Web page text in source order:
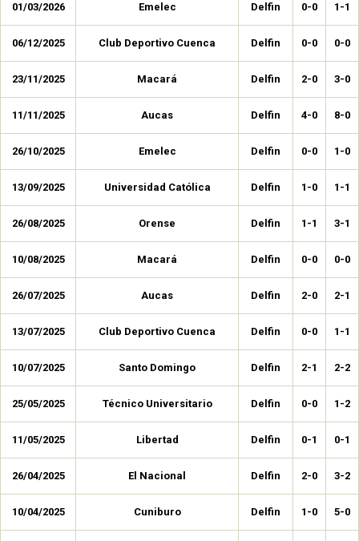
01/03/2026 Emelec Delfin 0-0 1-1
06/12/2025 Club Deportivo Cuenca Delfin 0-0 0-0
23/11/2025 Macará Delfin 2-0 3-0
11/11/2025 Aucas Delfin 4-0 8-0
26/10/2025 Emelec Delfin 0-0 1-0
13/09/2025 Universidad Católica Delfin 1-0 1-1
26/08/2025 Orense Delfin 1-1 3-1
10/08/2025 Macará Delfin 0-0 0-0
26/07/2025 Aucas Delfin 2-0 2-1
13/07/2025 Club Deportivo Cuenca Delfin 0-0 1-1
10/07/2025 Santo Domingo Delfin 2-1 2-2
25/05/2025 Técnico Universitario Delfin 0-0 1-2
11/05/2025 Libertad Delfin 0-1 0-1
26/04/2025 El Nacional Delfin 2-0 3-2
10/04/2025 Cuniburo Delfin 1-0 5-0